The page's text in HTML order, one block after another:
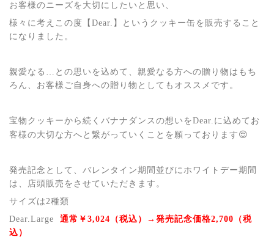
お客様のニーズを大切にしたいと思い、
様々に考えこの度【 Dear. 】というクッキー缶を販売すること
になりました。
親愛なる…との思いを込めて、親愛なる方への贈り物はもち
ろん、お客様ご自身への贈り物としてもオススメです。
宝物クッキーから続くバナナダンスの想いをDear. に込めてお
客様の大切な方へと繋がっていくことを願っております 😌
発売記念として、バレンタイン期間並びにホワイトデー期間
は、店頭販売をさせていただきます。
サイズは2種類
Dear.Large
通常￥ 3,024 （税込）→発売記念価格2,700 （税
込）